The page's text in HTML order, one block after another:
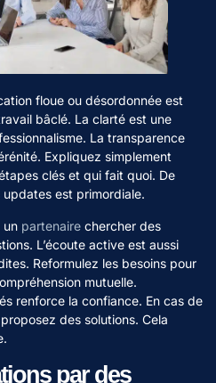
floue ou désordonnée est
bâclé. La clarté est une
La transparence
Expliquez simplement
clés et qui fait quoi. De
est primordiale.
un partenaire chercher des
L’écoute active est aussi
Reformulez les besoins pour
mutuelle.
renforce la confiance. En cas de
des solutions. Cela
par des